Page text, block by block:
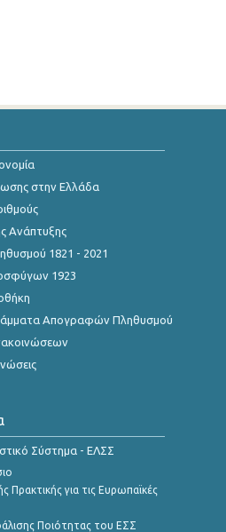
στην Ελλάδα
Ανάπτυξης
1821 - 2021
1923
Απογραφών Πληθυσμού
Σύστημα - ΕΛΣΣ
Πρακτικής για τις Ευρωπαϊκές
Ποιότητας του ΕΣΣ